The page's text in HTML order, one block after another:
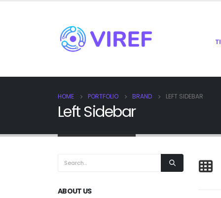
HOME PORTFOLIO BRAND LEFT SIDEBAR
Left Sidebar
ABOUT US